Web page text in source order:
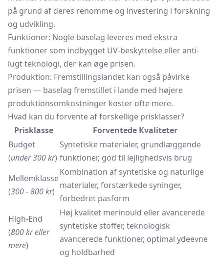
på grund af deres renomme og investering i forskning
og udvikling.
Funktioner: Nogle baselag leveres med ekstra
funktioner som indbygget UV-beskyttelse eller anti-
lugt teknologi, der kan øge prisen.
Produktion: Fremstillingslandet kan også påvirke
prisen — baselag fremstillet i lande med højere
produktionsomkostninger koster ofte mere.
Hvad kan du forvente af forskellige prisklasser?
Prisklasse
Forventede Kvaliteter
Budget
(under 300 kr)
Syntetiske materialer, grundlæggende
funktioner, god til lejlighedsvis brug
Mellemklasse
(300 - 800 kr)
Kombination af syntetiske og naturlige
materialer, forstærkede syninger,
forbedret pasform
High-End
(800 kr eller
mere)
Høj kvalitet merinould eller avancerede
syntetiske stoffer, teknologisk
avancerede funktioner, optimal ydeevne
og holdbarhed